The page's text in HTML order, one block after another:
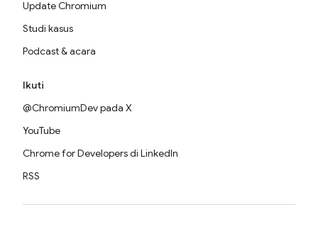
Update Chromium
Studi kasus
Podcast & acara
Ikuti
@ChromiumDev pada X
YouTube
Chrome for Developers di LinkedIn
RSS